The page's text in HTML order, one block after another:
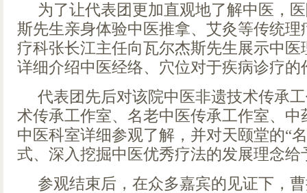
为了让代表团更加直观地了解中医，
斯先生亲身体验中医推拿、艾灸等传统
疗科张长江主任向瓦尔杰斯先生展示中
详细介绍中医经络、穴位对于疾病诊疗的
代表团先后对该院中医非遗技术传承
术传承工作室、名老中医传承工作室、
中医科室详细参观了解，并对天颐堂的“
式、深入挖掘中医优秀疗法的发展理念给
参观结束后，在众多嘉宾的见证下，